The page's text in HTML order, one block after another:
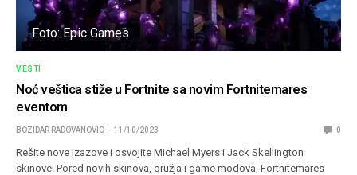
Foto: Epic Games
VESTI
Noć veštica stiže u Fortnite sa novim Fortnitemares
eventom
BOZIDAR RADOVANOVIC 11/10/2023 0
Rešite nove izazove i osvojite Michael Myers i Jack Skellington
skinove! Pored novih skinova, oružja i game modova, Fortnitemares